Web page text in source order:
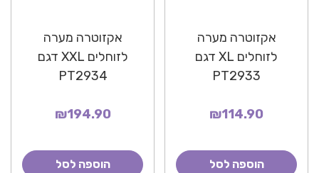
אקזוטרה מערה
לזוחלים XL דגם
PT2933
₪114.90
הוספה לסל
אקזוטרה מערה
לזוחלים XXL דגם
PT2934
₪194.90
הוספה לסל